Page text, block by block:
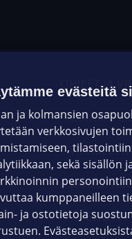
OHJEET JA
ELISA.FI
evästeitä
ja kolmansien
verkkosivujen
sekä sisällön
kumppaneilleen
ja ostotietoja